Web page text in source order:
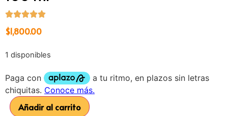
$1,800.00
1 disponibles
Añadir al carrito